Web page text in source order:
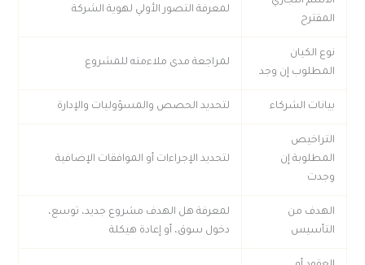
المقترح
لمعرفة التصور الأولي لهوية الشركة
نوع الكيان
المطلوب إن وجد
لمراجعة مدى ملاءمته للمشروع
بيانات الشركاء لتحديد الحصص والمسؤوليات والإدارة
التراخيص
المطلوبة إن
وجدت
لتحديد الإجراءات أو الموافقات الإضافية
الهدف من
التأسيس
لمعرفة هل الهدف مشروع جديد، توسع،
دخول سوق، أو إعادة هيكلة